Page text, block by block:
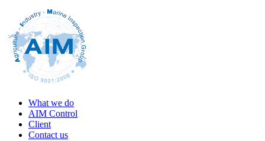
What we do
AIM Control
Client
Contact us